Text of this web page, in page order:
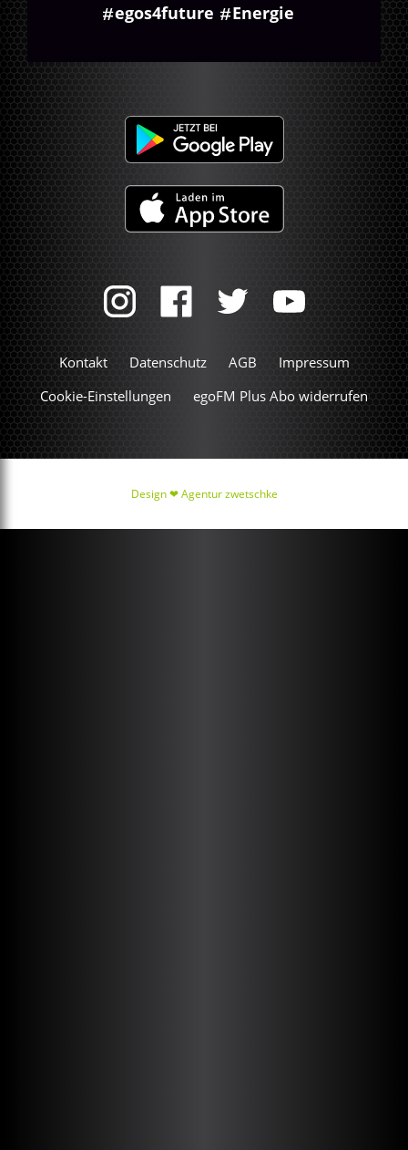
egos4future Energie
Kontakt Datenschutz AGB
Impressum
Cookie-Einstellungen
egoFM Plus Abo widerrufen
Design ❤Agentur zwetschke